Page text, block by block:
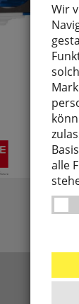
Wir
alle